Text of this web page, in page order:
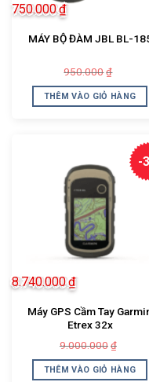
MÁY BỘ ĐÀM JBL BL-
950.000 ₫
là:
750.000₫
tại
là:
THÊM VÀO GIỎ HÀNG
-
Máy GPS Cầm Tay
Etrex 32x
9.000.000 ₫
là:
8.740.000₫
tại
là:
THÊM VÀO GIỎ HÀNG